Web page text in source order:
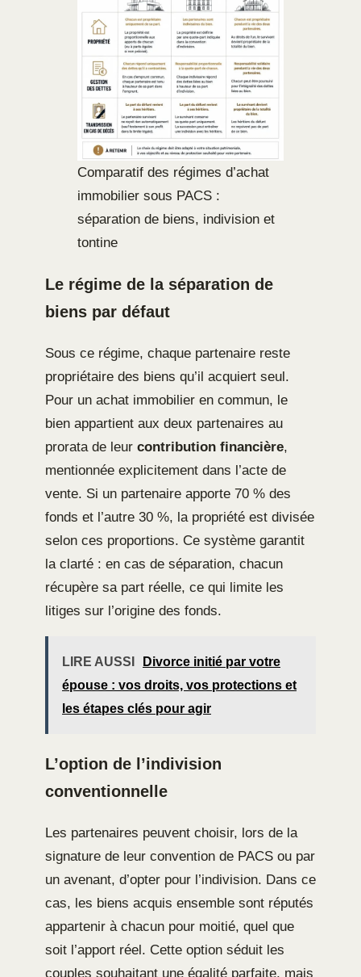
Comparatif des régimes d’achat
immobilier sous PACS :
séparation de biens, indivision et
tontine
Le régime de la séparation de
biens par défaut
Sous ce régime, chaque partenaire reste
propriétaire des biens qu’il acquiert seul.
Pour un achat immobilier en commun, le
bien appartient aux deux partenaires au
prorata de leur contribution financière,
mentionnée explicitement dans l’acte de
vente. Si un partenaire apporte 70 % des
fonds et l’autre 30 %, la propriété est divisée
selon ces proportions. Ce système garantit
la clarté : en cas de séparation, chacun
récupère sa part réelle, ce qui limite les
litiges sur l’origine des fonds.
LIRE AUSSI
Divorce initié par votre
épouse : vos droits, vos protections et
les étapes clés pour agir
L’option de l’indivision
conventionnelle
Les partenaires peuvent choisir, lors de la
signature de leur convention de PACS ou par
un avenant, d’opter pour l’indivision. Dans ce
cas, les biens acquis ensemble sont réputés
appartenir à chacun pour moitié, quel que
soit l’apport réel. Cette option séduit les
couples souhaitant une égalité parfaite, mais